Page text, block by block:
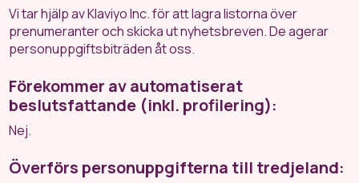
Vi tar hjälp av Klaviyo Inc. för att lagra listorna över
prenumeranter och skicka ut nyhetsbreven. De agerar
personuppgiftsbiträden åt oss.
Förekommer av automatiserat
beslutsfattande (inkl. profilering):
Nej.
Överförs personuppgifterna till tredjeland: